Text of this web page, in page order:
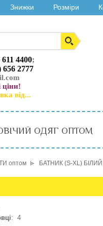
Знижки Розміри
4400;
656 2777
ціни!
від...
ОДЯГ ОПТОМ
оптом БАТНИК (S-XL)
: 4